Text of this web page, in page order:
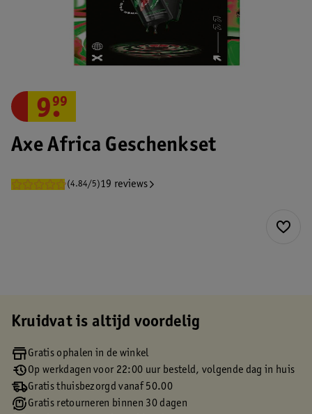
Axe Africa Geschenkset
(4.84/5)19 reviews
9.
99
Kruidvat is altijd voordelig
Gratis ophalen in de winkel
Op werkdagen voor 22:00 uur besteld, volgende dag in huis
Gratis thuisbezorgd vanaf 50.00
Gratis retourneren binnen 30 dagen